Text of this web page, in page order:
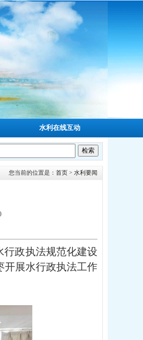
水利在线互动
您当前的位置是： 首页 > 水利要闻
行政执法规范化建设
开展水行政执法工作